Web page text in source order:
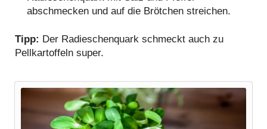
abschmecken und auf die Brötchen streichen.
Tipp: Der Radieschenquark schmeckt auch zu
Pellkartoffeln super.